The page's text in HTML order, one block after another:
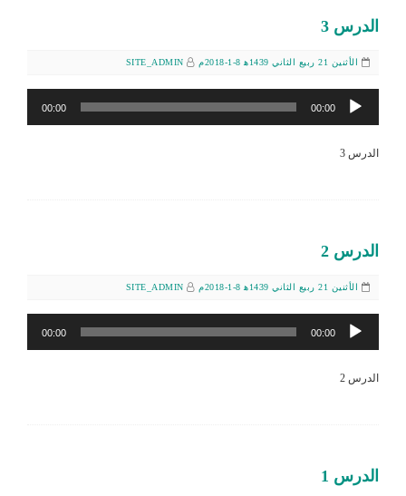
الدرس 3
الأثنين 21 ربيع الثاني 1439ﻫ 8-1-2018م SITE_ADMIN
مشغل
الصوت
00:00
00:00
الدرس 3
الدرس 2
الأثنين 21 ربيع الثاني 1439ﻫ 8-1-2018م SITE_ADMIN
مشغل
الصوت
00:00
00:00
الدرس 2
الدرس 1